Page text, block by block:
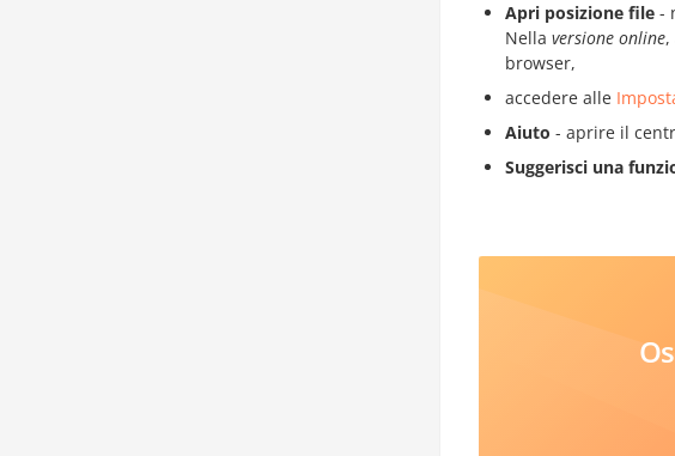
Apri posizione file -
Nella versione online
browser,
accedere alle
Aiuto - aprire il
Suggerisci una